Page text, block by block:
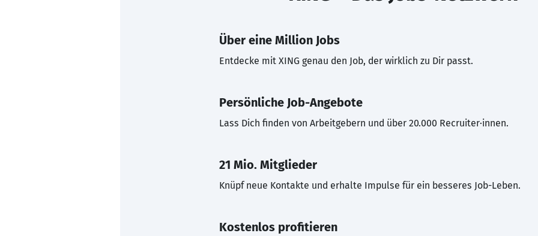
Über eine Million Jobs
Entdecke mit XING genau den Job, der wirklich zu Dir passt.
Persönliche Job-Angebote
Lass Dich finden von Arbeitgebern und über 20.000 Recruiter·innen.
21 Mio. Mitglieder
Knüpf neue Kontakte und erhalte Impulse für ein besseres Job-Leben.
Kostenlos profitieren